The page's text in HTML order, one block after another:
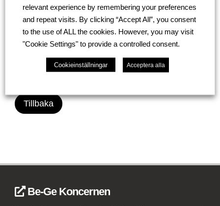
möjlig framtida arbetsplats.
Ett stort tack till alla elever, lärare och
medarbetare som bidrog till en lyckad
Tillbaka
Be-Ge Koncernen
relevant experience by remembering your preferences
and repeat visits. By clicking “Accept All”, you consent
to the use of ALL the cookies. However, you may visit
"Cookie Settings" to provide a controlled consent.
Cookieinställningar Acceptera alla